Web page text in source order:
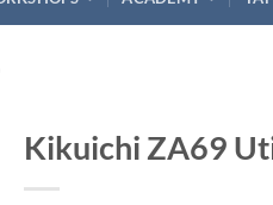
Kikuichi ZA69